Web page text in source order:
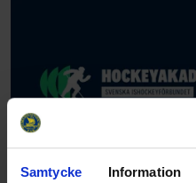
Samtycke Information